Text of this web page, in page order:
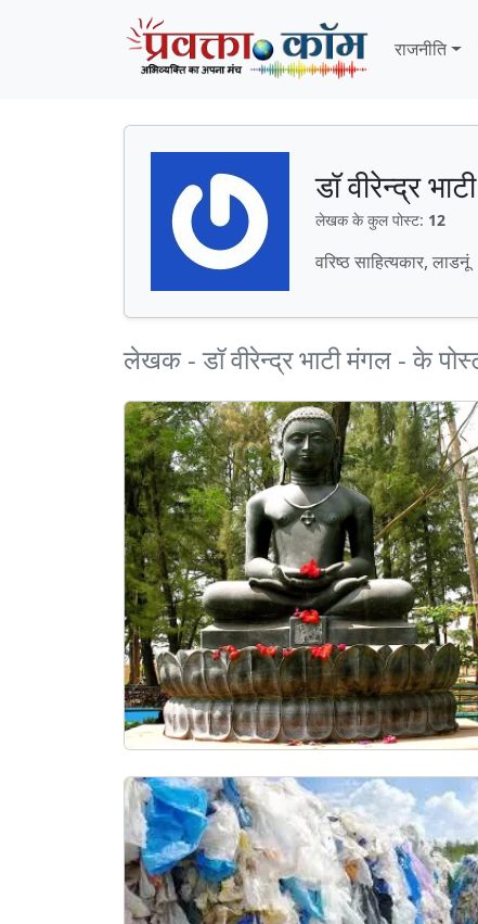
राजनीति
डॉ वीरेन्द्र
लेखक के कुल पोस्ट: 12
वरिष्ठ साहित्यकार, लाडनूं
लेखक - डॉ वीरेन्द्र भाटी मंगल - के